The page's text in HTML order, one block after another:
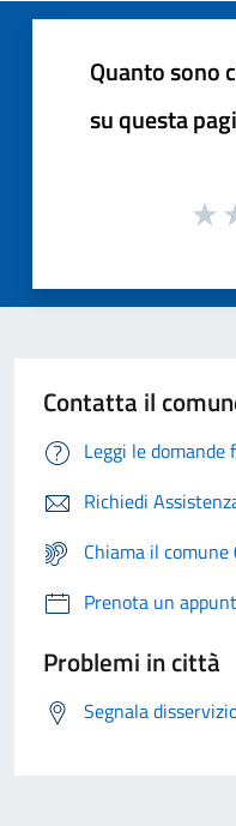
Quanto sono
su questa
Contatta il
Leggi le domande
Richiedi
Chiama il
Prenota un
Problemi in città
Segnala